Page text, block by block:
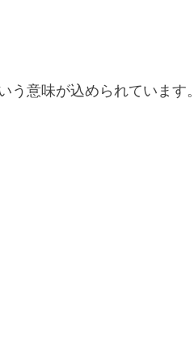
意味が込められています。